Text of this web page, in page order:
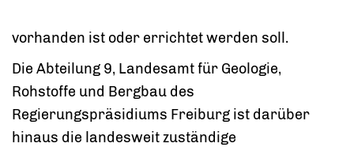
vorhanden ist oder errichtet werden soll.
Die Abteilung 9, Landesamt für Geologie,
Rohstoffe und Bergbau des
Regierungspräsidiums Freiburg ist darüber
hinaus die landesweit zuständige